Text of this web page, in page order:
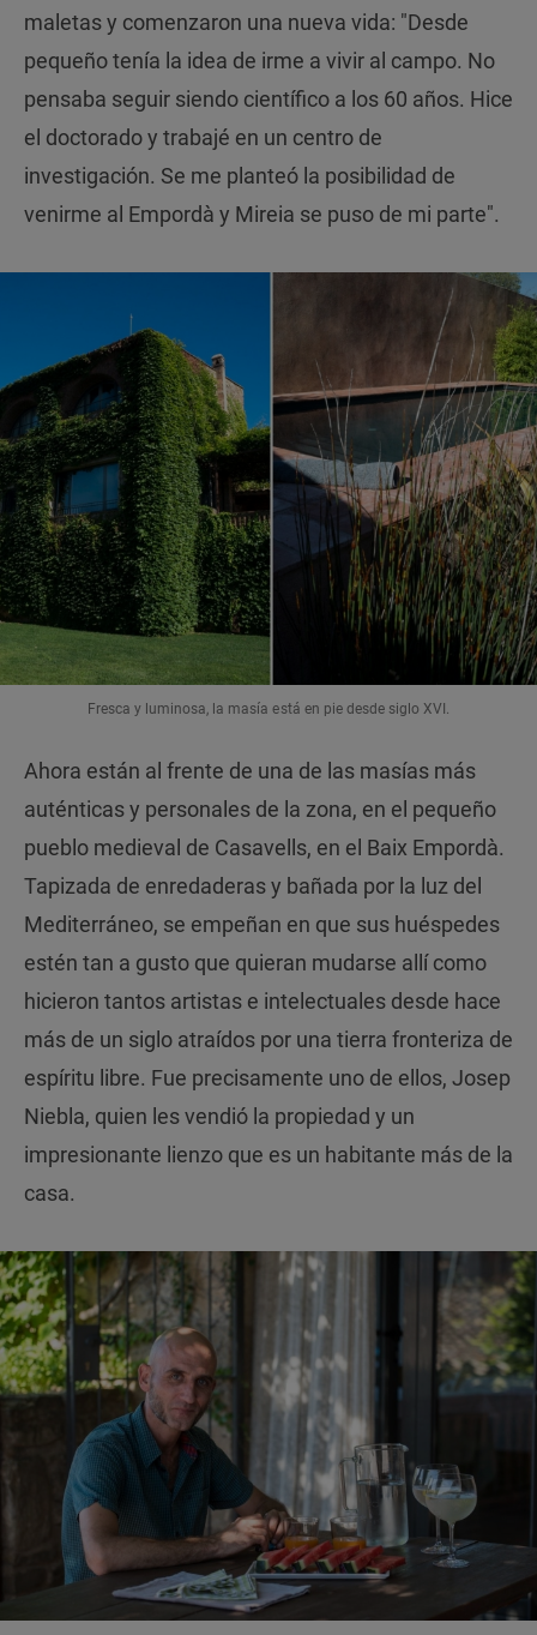
maletas y comenzaron una nueva vida: "Desde
pequeño tenía la idea de irme a vivir al campo. No
pensaba seguir siendo científico a los 60 años. Hice
el doctorado y trabajé en un centro de
investigación. Se me planteó la posibilidad de
venirme al Empordà y Mireia se puso de mi parte".
Fresca y luminosa, la masía está en pie desde siglo XVI.
Ahora están al frente de una de las masías más
auténticas y personales de la zona, en el pequeño
pueblo medieval de Casavells, en el Baix Empordà.
Tapizada de enredaderas y bañada por la luz del
Mediterráneo, se empeñan en que sus huéspedes
estén tan a gusto que quieran mudarse allí como
hicieron tantos artistas e intelectuales desde hace
más de un siglo atraídos por una tierra fronteriza de
espíritu libre. Fue precisamente uno de ellos, Josep
Niebla, quien les vendió la propiedad y un
impresionante lienzo que es un habitante más de la
casa.